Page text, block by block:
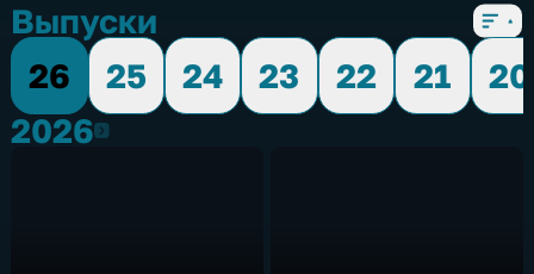
Выпуски
26
25 24 23 22 21
20
20262026